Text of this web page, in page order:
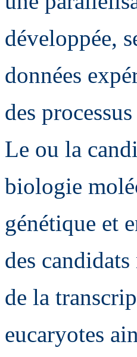
développée,
données
des
Le ou la
biologie
génétique et
des
de la
eucaryotes